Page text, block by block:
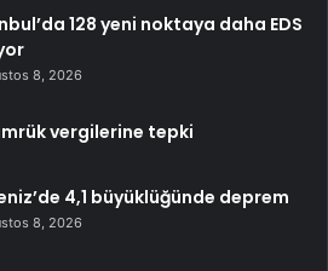
128 yeni noktaya daha EDS
8, 2026
vergilerine tepki
4,1 büyüklüğünde deprem
8, 2026